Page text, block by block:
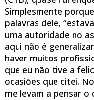
Simplesmente
palavras dele,
uma autoridade no
aqui não é
haver muitos
que eu não tive a
ocasiões que citei.
me levam a pensar